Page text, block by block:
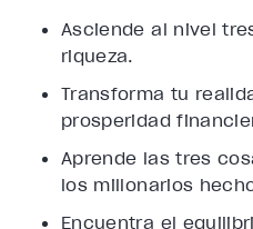
Asciende al nivel
riqueza.
Transforma tu
prosperidad
Aprende las tres
los millonarios
Encuentra el